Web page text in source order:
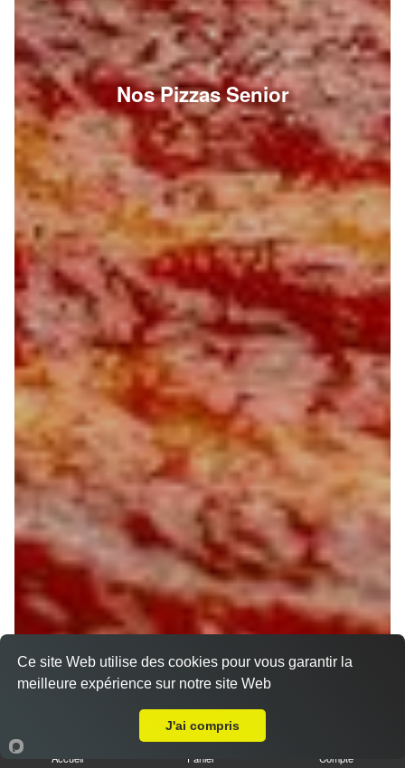
Nos Pizzas Senior
Accueil Panier Compte
Ce site Web utilise des cookies pour vous garantir la
meilleure expérience sur notre site Web
J'ai compris